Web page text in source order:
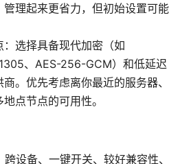
理起来更省力，但初始设置可能
选择具备现代加密（如
、AES-256-GCM）和低延迟
。优先考虑离你最近的服务器、
点节点的可用性。
设备、一键开关、较好兼容性、